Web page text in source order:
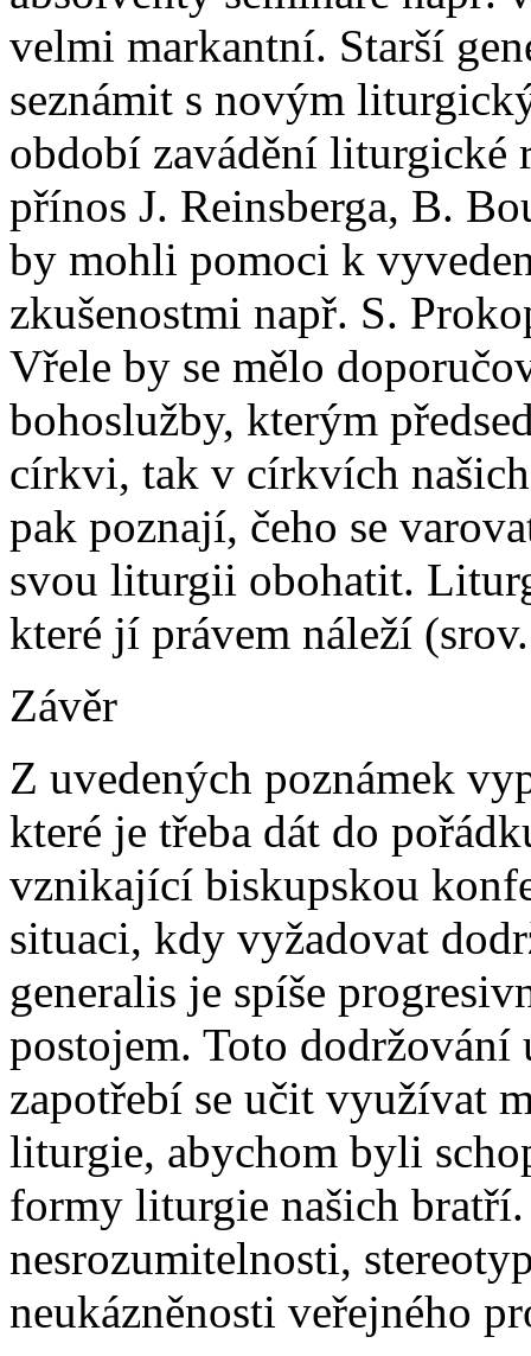
velmi markantní. Starší
seznámit s novým
období zavádění liturgické
přínos J. Reinsberga, B.
by mohli pomoci k
zkušenostmi např. S.
Vřele by se mělo
bohoslužby, kterým
církvi, tak v církvích
pak poznají, čeho se
svou liturgii obohatit.
které jí právem náleží
Závěr
Z uvedených poznámek
které je třeba dát do
vznikající biskupskou
situaci, kdy vyžadovat
generalis je spíše
postojem. Toto
zapotřebí se učit využívat
liturgie, abychom byli
formy liturgie našich
nesrozumitelnosti,
neukázněnosti veřejného